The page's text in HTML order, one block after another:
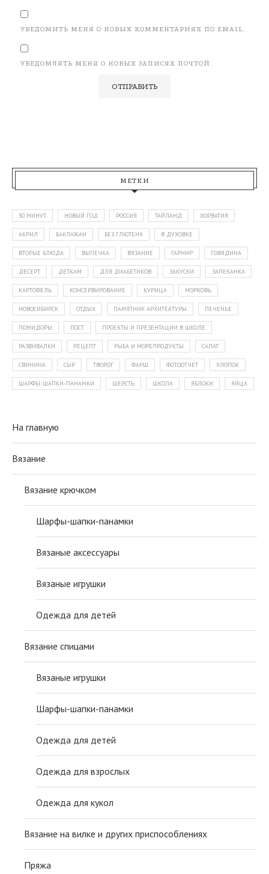
УВЕДОМИТЬ МЕНЯ О НОВЫХ КОММЕНТАРИЯХ ПО EMAIL.
УВЕДОМЛЯТЬ МЕНЯ О НОВЫХ ЗАПИСЯХ ПОЧТОЙ.
МЕТКИ
30 МИНУТ НОВЫЙ ГОД РОССИЯ ТАЙЛАНД ХОРВАТИЯ
АКРИЛ БАКЛАЖАН БЕЗ ГЛЮТЕНА В ДУХОВКЕ
ВТОРЫЕ БЛЮДА ВЫПЕЧКА ВЯЗАНИЕ ГАРНИР ГОВЯДИНА
ДЕСЕРТ ДЕТКАМ ДЛЯ ДИАБЕТИКОВ ЗАКУСКИ ЗАПЕКАНКА
КАРТОФЕЛЬ КОНСЕРВИРОВАНИЕ КУРИЦА МОРКОВЬ
НОВОСИБИРСК ОТДЫХ ПАМЯТНИК АРХИТЕКТУРЫ ПЕЧЕНЬЕ
ПОМИДОРЫ ПОСТ ПРОЕКТЫ И ПРЕЗЕНТАЦИИ В ШКОЛЕ
РАЗВИВАЛКИ РЕЦЕПТ РЫБА И МОРЕПРОДУКТЫ САЛАТ
СВИНИНА СЫР ТВОРОГ ФАРШ ФОТООТЧЕТ ХЛОПОК
ШАРФЫ-ШАПКИ-ПАНАМКИ ШЕРСТЬ ШКОЛА ЯБЛОКИ ЯЙЦА
На главную
Вязание
Вязание крючком
Шарфы-шапки-панамки
Вязаные аксессуары
Вязаные игрушки
Одежда для детей
Вязание спицами
Вязаные игрушки
Шарфы-шапки-панамки
Одежда для детей
Одежда для взрослых
Одежда для кукол
Вязание на вилке и других приспособлениях
Пряжа